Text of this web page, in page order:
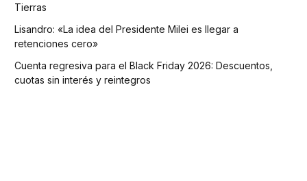
Tierras
Lisandro: «La idea del Presidente Milei es llegar a
retenciones cero»
Cuenta regresiva para el Black Friday 2026: Descuentos,
cuotas sin interés y reintegros